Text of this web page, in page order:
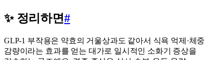
✨ 정리하면#
GLP-1 부작용은 약효의 거울상과도 같아서 식욕 억제·체중
감량이라는 효과를 얻는 대가로 일시적인 소화기 증상을